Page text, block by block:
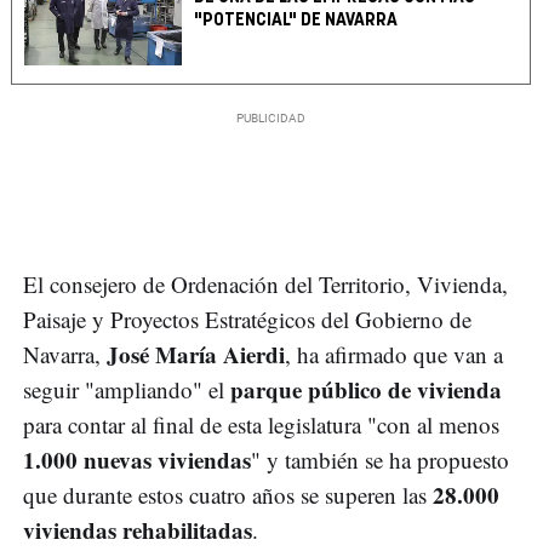
"POTENCIAL" DE NAVARRA
El consejero de Ordenación del Territorio, Vivienda,
Paisaje y Proyectos Estratégicos del Gobierno de
Navarra, José María Aierdi, ha afirmado que van a
seguir "ampliando" el parque público de vivienda
para contar al final de esta legislatura "con al menos
1.000 nuevas viviendas" y también se ha propuesto
que durante estos cuatro años se superen las 28.000
viviendas rehabilitadas.